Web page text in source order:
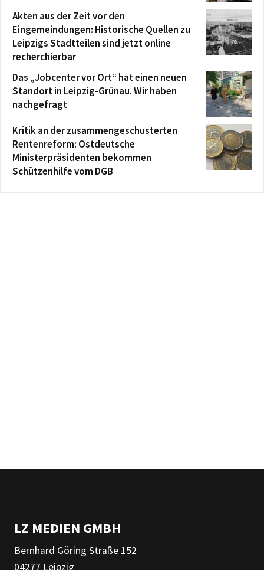
Akten aus der Zeit vor den
Eingemeindungen: Historische Quellen zu
Leipzigs Stadtteilen sind jetzt online
recherchierbar
Das „Jobcenter vor Ort“ hat einen neuen
Standort in Leipzig-Grünau. Wir haben
nachgefragt
Kritik an der zusammengeschusterten
Rentenreform: Ostdeutsche
Ministerpräsidenten bekommen
Schützenhilfe vom DGB
LZ MEDIEN GMBH
Bernhard Göring Straße 152
04277 Leipzig